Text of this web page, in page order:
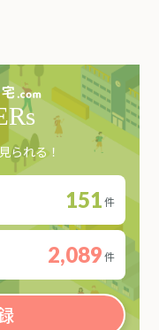
られる！
151件
2,089件